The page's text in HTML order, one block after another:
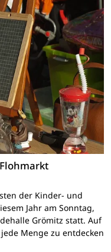
der Kinder- und
Jahr am Sonntag,
Grömitz statt. Auf
Menge zu entdecken